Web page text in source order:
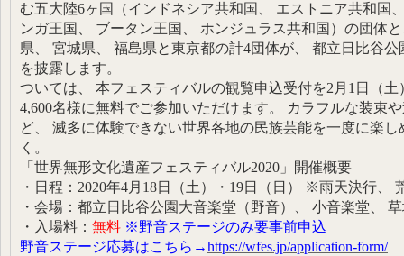
む五大陸6ヶ国（インドネシア共和国、 エストニア共和国
ンガ王国、 ブータン王国、 ホンジュラス共和国）の団体
県、 宮城県、 福島県と東京都の計4団体が、 都立日比谷
を披露します。
ついては、 本フェスティバルの観覧申込受付を2月1日（
4,600名様に無料でご参加いただけます。 カラフルな装束
ど、 滅多に体験できない世界各地の民族芸能を一度に楽
く。
「世界無形文化遺産フェスティバル2020」開催概要
・日程：2020年4月18日（土）・19日（日） ※雨天決行、
・会場：都立日比谷公園大音楽堂（野音）、 小音楽堂、
・入場料： 無料 ※野音ステージのみ要事前申込
野音ステージ応募はこちら→https://wfes.jp/application-form/